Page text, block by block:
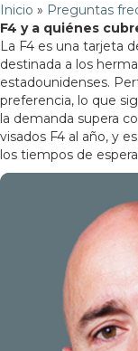
Inicio » Preguntas
F4 y a quiénes
La F4 es una tarjeta
destinada a los
estadounidenses.
preferencia, lo que
la demanda supera
visados F4 al año, y
los tiempos de